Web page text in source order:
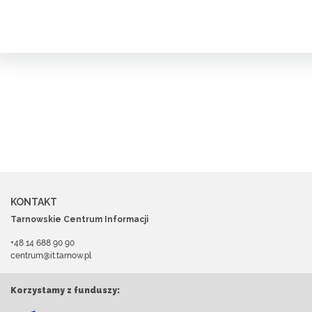
KONTAKT
Tarnowskie Centrum Informacji
+48 14 688 90 90
centrum@it.tarnow.pl
Korzystamy z funduszy: